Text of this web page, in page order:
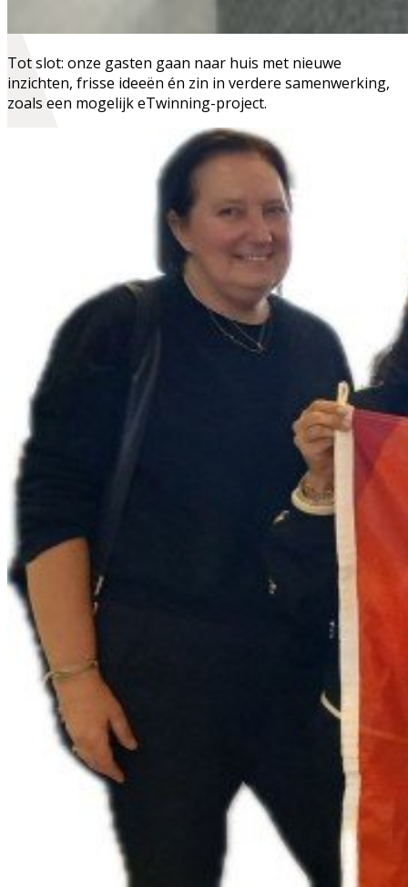
Tot slot: onze gasten gaan naar huis met nieuwe
inzichten, frisse ideeën én zin in verdere samenwerking,
zoals een mogelijk eTwinning-project.